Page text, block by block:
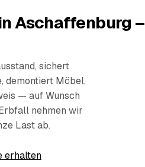
Aschaffenburg –
sichert
demontiert Möbel,
— auf Wunsch
nehmen wir
Last ab.
erhalten